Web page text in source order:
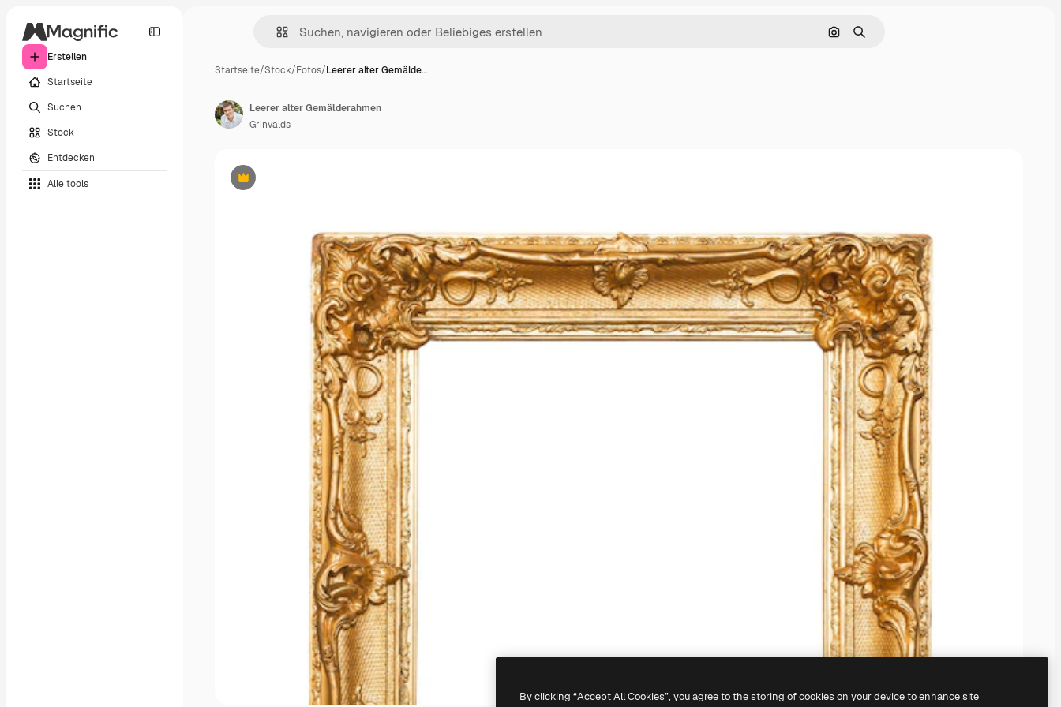
Erstellen
Startseite
Suchen
Stock
Entdecken
Alle tools
Nach Bild suchen
Suchen
Startseite/Stock/Fotos/Leerer alter Gemälde…
Premium
Leerer alter Gemälderahmen
Grinvalds
By clicking “Accept All Cookies”, you agree to the storing of cookies on your device to enhance site